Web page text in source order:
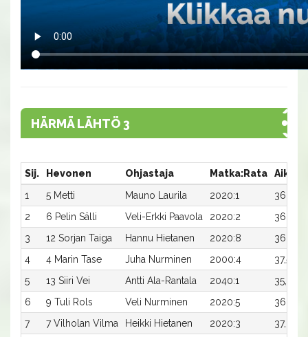
HÄRMÄ LÄHTÖ 3
Sij. Hevonen Ohjastaja Matka:Rata Aika
1
5 Metti Mauno Laurila 2020:1 36,3
2
6 Pelin Sälli Veli-Erkki Paavola 2020:2 36,3
3
12 Sorjan Taiga Hannu Hietanen 2020:8 36,4
4
4 Marin Tase Juha Nurminen 2000:4 37,5
5
13 Siiri Vei Antti Ala-Rantala 2040:1 35,6
6
9 Tuli Rols Veli Nurminen 2020:5 36,6x
7
7 Vilholan Vilma Heikki Hietanen 2020:3 37,3